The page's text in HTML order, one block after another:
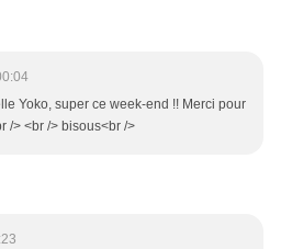
Yoko, super ce week-end !! Merci pour
/> <br /> bisous<br />